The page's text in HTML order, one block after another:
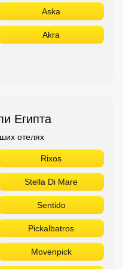
Aska
Akra
Египта
отелях
Rixos
Stella Di Mare
Sentido
Pickalbatros
Movenpick